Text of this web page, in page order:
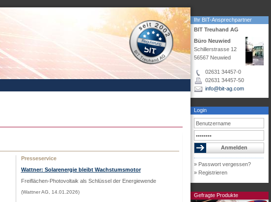
Ihr BIT-Ansprechpartner
BIT Treuhand AG
Büro Neuwied
Schillerstrasse 12
56567 Neuwied
02631 34457-0
02631 34457-50
info@bit-ag.com
Login
» Passwort vergessen?
» Registrieren
Gefragte Produkte
Presseservice
Wattner: Solarenergie bleibt Wachstumsmotor
Freiflächen-Photovoltaik als Schlüssel der Energiewende
(Wattner AG, 14.01.2026)